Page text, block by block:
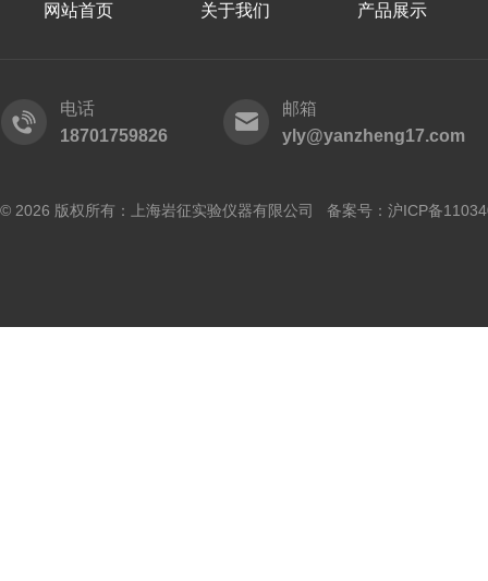
网站首页 关于我们 产品展示
电话
18701759826
邮箱
yly@yanzheng17.com
© 2026 版权所有：上海岩征实验仪器有限公司 备案号： 沪ICP备